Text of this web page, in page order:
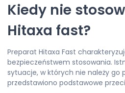
Kiedy nie
Hitaxa fast?
Preparat Hitaxa Fast
bezpieczeństwem stosowania.
sytuacje, w których nie należy go
przedstawiono podstawowe